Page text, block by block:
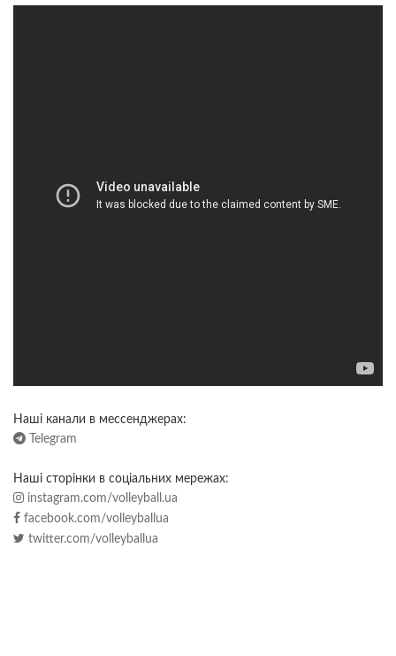
Наші канали в мессенджерах:
Telegram
Наші сторінки в соціальних мережах:
instagram.com/volleyball.ua
facebook.com/volleyballua
twitter.com/volleyballua